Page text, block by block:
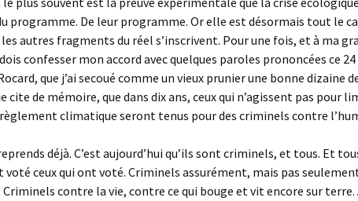
programme. De leur programme. Or elle est désormais tout le
autres fragments du réel s’inscrivent. Pour une fois, et à ma
confesser mon accord avec quelques paroles prononcées ce 24
que j’ai secoué comme un vieux prunier une bonne dizaine
cite de mémoire, que dans dix ans, ceux qui n’agissent pas pour
climatique seront tenus pour des criminels contre
déjà. C’est aujourd’hui qu’ils sont criminels, et tous. Et
voté ceux qui ont voté. Criminels assurément, mais pas
Criminels contre la vie, contre ce qui bouge et vit encore sur terre.